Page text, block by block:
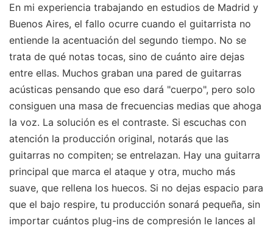
En mi experiencia trabajando en estudios de Madrid y
Buenos Aires, el fallo ocurre cuando el guitarrista no
entiende la acentuación del segundo tiempo. No se
trata de qué notas tocas, sino de cuánto aire dejas
entre ellas. Muchos graban una pared de guitarras
acústicas pensando que eso dará "cuerpo", pero solo
consiguen una masa de frecuencias medias que ahoga
la voz. La solución es el contraste. Si escuchas con
atención la producción original, notarás que las
guitarras no compiten; se entrelazan. Hay una guitarra
principal que marca el ataque y otra, mucho más
suave, que rellena los huecos. Si no dejas espacio para
que el bajo respire, tu producción sonará pequeña, sin
importar cuántos plug-ins de compresión le lances al